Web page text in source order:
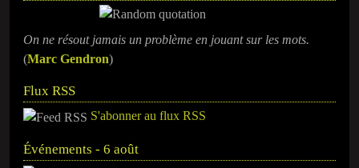
On ne résout jamais un problème en jouant sur les mots.
(Marc Gendron)
Flux RSS
S'abonner au flux RSS
Événements - 6 août